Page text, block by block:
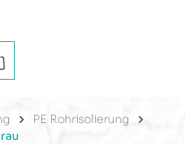
Warenkorb enthält 0
PE Rohrisolierung